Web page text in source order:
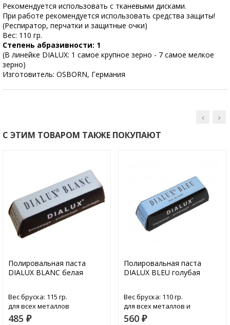
Рекомендуется использовать с тканевыми дисками.
При работе рекомендуется использовать средства защиты!
(Респиратор, перчатки и защитные очки)
Вес: 110 гр.
Степень абразивности: 1
(В линейке DIALUX: 1 самое крупное зерно - 7 самое мелкое
зерно)
Изготовитель: OSBORN, Германия
С ЭТИМ ТОВАРОМ ТАКЖЕ ПОКУПАЮТ
Полировальная паста
DIALUX BLANC белая
Вес бруска: 115 гр.
для всех металлов
485 ₽
Полировальная паста
DIALUX BLEU голубая
Вес бруска: 110 гр.
для всех металлов и
пластмасс
560 ₽